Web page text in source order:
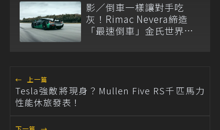
影／倒車一樣讓對手吃
灰！Rimac Nevera締造
「最速倒車」金氏世界紀
← 上一篇
Tesla強敵將現身？Mullen Five RS千匹馬力
性能休旅發表！